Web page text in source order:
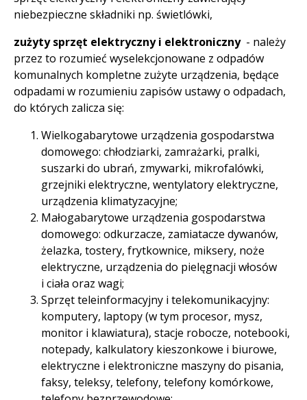
niebezpieczne składniki np. świetlówki,
zużyty sprzęt elektryczny i elektroniczny- należy
przez to rozumieć wyselekcjonowane z odpadów
komunalnych kompletne zużyte urządzenia, będące
odpadami w rozumieniu zapisów ustawy o odpadach,
do których zalicza się:
Wielkogabarytowe urządzenia gospodarstwa
domowego: chłodziarki, zamrażarki, pralki,
suszarki do ubrań, zmywarki, mikrofalówki,
grzejniki elektryczne, wentylatory elektryczne,
urządzenia klimatyzacyjne;
Małogabarytowe urządzenia gospodarstwa
domowego: odkurzacze, zamiatacze dywanów,
żelazka, tostery, frytkownice, miksery, noże
elektryczne, urządzenia do pielęgnacji włosów
i ciała oraz wagi;
Sprzęt teleinformacyjny i telekomunikacyjny:
komputery, laptopy (w tym procesor, mysz,
monitor i klawiatura), stacje robocze, notebooki,
notepady, kalkulatory kieszonkowe i biurowe,
elektryczne i elektroniczne maszyny do pisania,
faksy, teleksy, telefony, telefony komórkowe,